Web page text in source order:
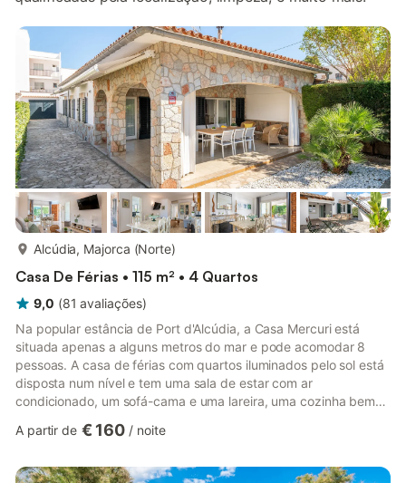
Alcúdia, Majorca (Norte)
Casa De Férias • 115 m² • 4 Quartos
9,0 (81 avaliações)
Na popular estância de Port d'Alcúdia, a Casa Mercuri está
situada apenas a alguns metros do mar e pode acomodar 8
pessoas. A casa de férias com quartos iluminados pelo sol está
disposta num nível e tem uma sala de estar com ar
condicionado, um sofá-cama e uma lareira, uma cozinha bem
desta casa de férias, ideal para crianças e acessível a cadeiras
uma cadeira alta. Pode estacionar o seu carro na rua em frente
A partir de € 160 / noite